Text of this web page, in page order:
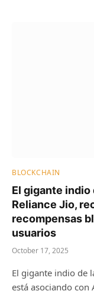
BLOCKCHAIN
El gigante
Reliance Jio,
recompensas
usuarios
October 17, 2025
El gigante indio de
está asociando